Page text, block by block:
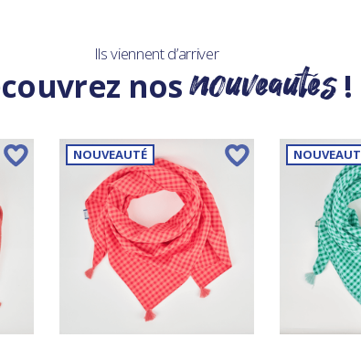
Ils viennent d’arriver
nosnouveautés!
NOUVEAUTÉ